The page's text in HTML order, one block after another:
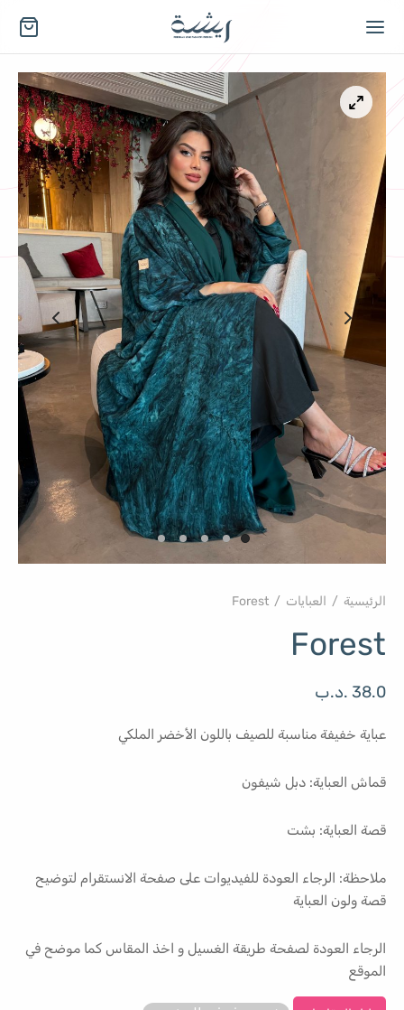
الرئيسية / العبايات /
Forest
38.0 .د.ب
عباية خفيفة مناسبة للصيف باللون الأخضر الملكي
قماش العباية: دبل شيفون
قصة العباية: بشت
ملاحظة: الرجاء العودة للفيديوات على صفحة الانستقرام لتوضيح
قصة ولون العباية
الرجاء العودة لصفحة طريقة الغسيل و اخذ المقاس كما موضح في
الموقع